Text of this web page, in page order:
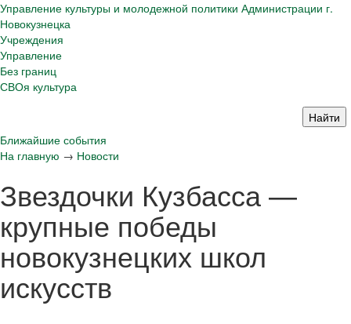
Управление культуры и молодежной политики Администрации г.
Новокузнецка
Учреждения
Управление
Без границ
СВОя культура
Ближайшие события
На главную → Новости
Звездочки Кузбасса —
крупные победы
новокузнецких школ
искусств